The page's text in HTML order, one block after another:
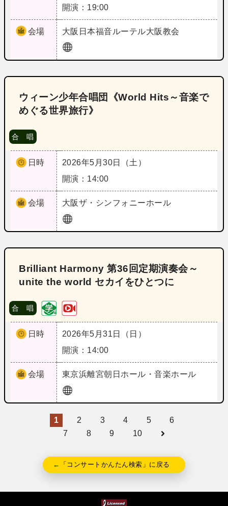
開演：19:00
会場 大阪 日本福音ルーテル大阪教会
ウィーン少年合唱団《World Hits～音楽で
めぐる世界旅行》
合 唱
日時
2026年5月30日（土）
開演：14:00
会場 大阪ザ・シンフォニーホール
Brilliant Harmony 第36回定期演奏会～
unite the world セカイをひとつに
合 唱
日時
2026年5月31日（日）
開演：14:00
会場 東京浜離宮朝日ホール・音楽ホール
1 2 3 4 5
6
7
8 9 10
←「コンサートかんたん検索」に戻る